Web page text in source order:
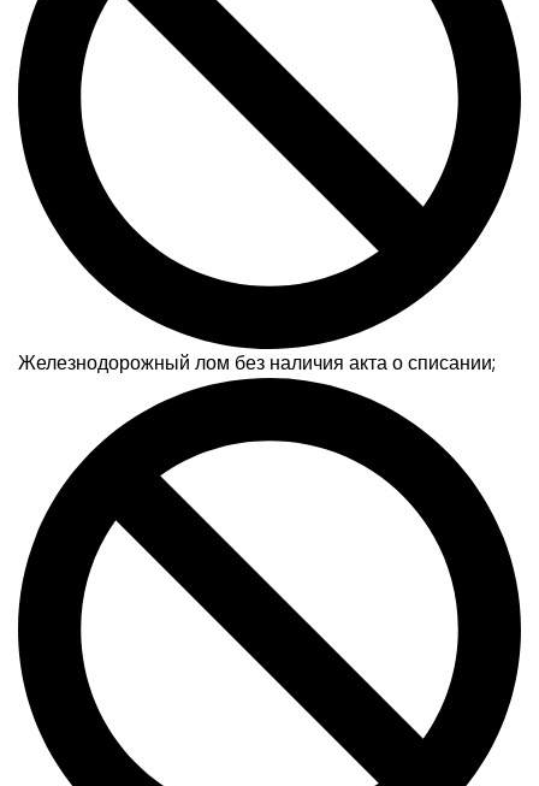
Железнодорожный лом без наличия акта о списании;